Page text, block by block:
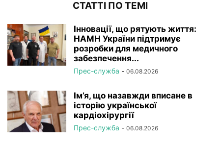
СТАТТІ ПО ТЕМІ
Інновації, що рятують життя:
НАМН України підтримує
розробки для медичного
забезпечення...
Прес-служба - 06.08.2026
Ім’я, що назавжди вписане в
історію української
кардіохірургії
Прес-служба - 06.08.2026